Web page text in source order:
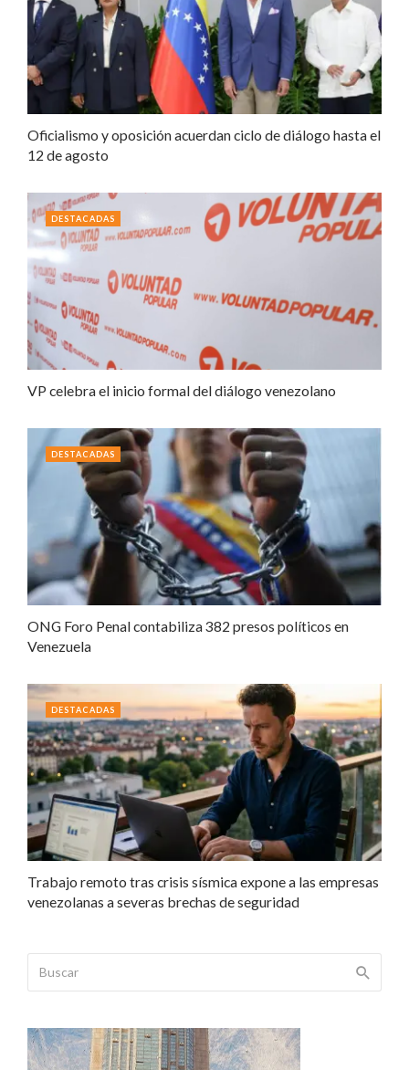
Oficialismo y oposición acuerdan ciclo de diálogo hasta el
12 de agosto
VP celebra el inicio formal del diálogo venezolano
DESTACADAS
ONG Foro Penal contabiliza 382 presos políticos en
Venezuela
DESTACADAS
Trabajo remoto tras crisis sísmica expone a las empresas
venezolanas a severas brechas de seguridad
DESTACADAS